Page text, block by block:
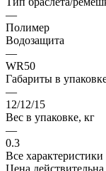
—
Полимер
Водозащита
—
WR50
Габариты в
—
12/12/15
Вес в упаковке, кг
—
0.3
Все характеристики
Цена